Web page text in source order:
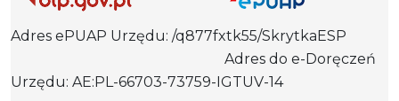
Adres ePUAP Urzędu: /q877fxtk55/SkrytkaESP
Adres do e-Doręczeń
Urzędu: AE:PL-66703-73759-IGTUV-14